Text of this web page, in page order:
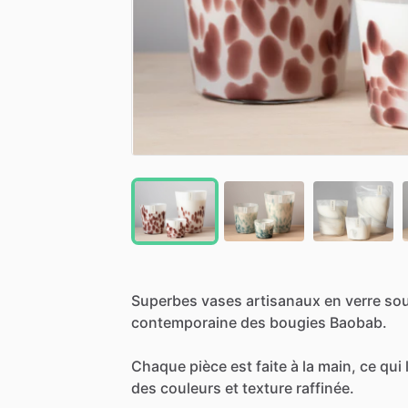
Superbes vases artisanaux en verre
contemporaine des bougies Baobab.
Chaque pièce est faite à la main, ce qui
des couleurs et texture raffinée.